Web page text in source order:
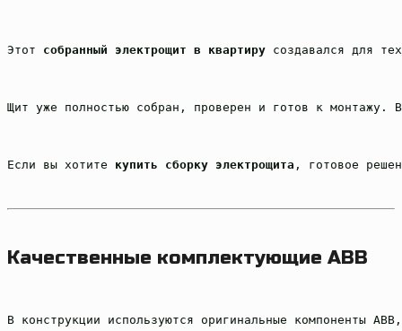
Этот собранный электрощит в квартиру создавался для
Щит уже полностью собран, проверен и готов к монтажу.
Если вы хотите купить сборку электрощита , готовое
Качественные комплектующие ABB
В конструкции используются оригинальные компоненты